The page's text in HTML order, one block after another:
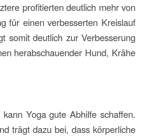
profitierten deutlich mehr von
für einen verbesserten Kreislauf
somit deutlich zur Verbesserung
herabschauender Hund, Krähe
Yoga gute Abhilfe schaffen.
trägt dazu bei, dass körperliche